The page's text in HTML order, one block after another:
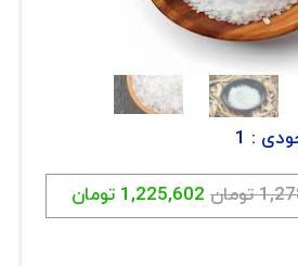
کننده
و تجهیزات
پلاستیکی
:
1
تومان 1,225,602 تومان